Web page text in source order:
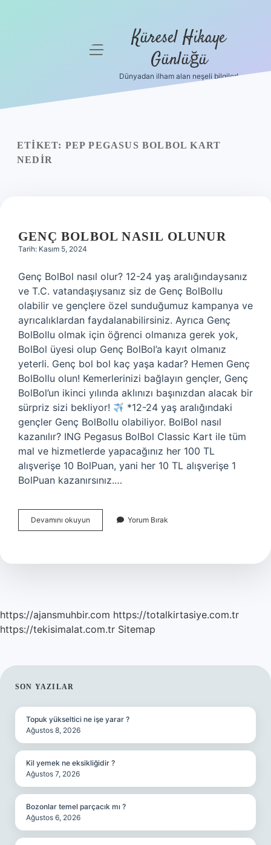
Yasal Uyarı
menüyü
Küresel Hikaye
Günlüğü
Dünyadan ilham alan neşeli bilgiler!
ETIKET: PEP PEGASUS BOLBOL KART
NEDIR
GENÇ BOLBOL NASIL OLUNUR
Tarih: Kasım 5, 2024
Genç BolBol nasıl olur? 12-24 yaş aralığındaysanız
ve T.C. vatandaşıysanız siz de Genç BolBollu
olabilir ve gençlere özel sunduğumuz kampanya ve
ayrıcalıklardan faydalanabilirsiniz. Ayrıca Genç
BolBollu olmak için öğrenci olmanıza gerek yok,
BolBol üyesi olup Genç BolBol’a kayıt olmanız
yeterli. Genç bol bol kaç yaşa kadar? Hemen Genç
BolBollu olun! Kemerlerinizi bağlayın gençler, Genç
BolBol’un ikinci yılında aklınızı başınızdan alacak bir
sürpriz sizi bekliyor!
*12-24 yaş aralığındaki
gençler Genç BolBollu olabiliyor. BolBol nasıl
kazanılır? ING Pegasus BolBol Classic Kart ile tüm
mal ve hizmetlerde yapacağınız her 100 TL
alışverişe 10 BolPuan, yani her 10 TL alışverişe 1
BolPuan kazanırsınız.…
Devamını okuyun
Bolbol
Yorum Bırak
https://ajansmuhbir.com https://totalkirtasiye.com.tr
https://tekisimalat.com.tr Sitemap
SIDEBAR
SON YAZILAR
Topuk yükseltici ne işe yarar ?
Ağustos 8, 2026
Kil yemek ne eksikliğidir ?
Ağustos 7, 2026
Bozonlar temel parçacık mı ?
Ağustos 6, 2026